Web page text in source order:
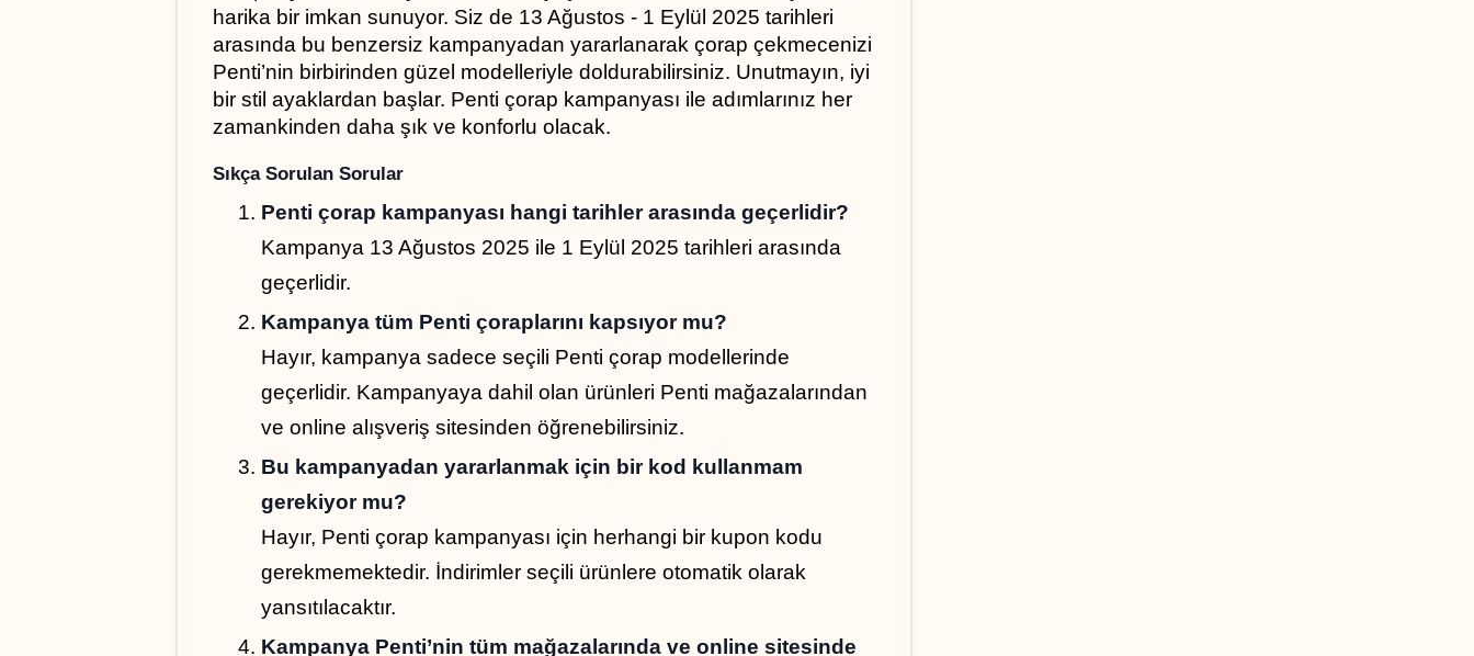
harika bir imkan sunuyor. Siz de 13 Ağustos - 1 Eylül 2025 tarihleri
arasında bu benzersiz kampanyadan yararlanarak çorap çekmecenizi
Penti’nin birbirinden güzel modelleriyle doldurabilirsiniz. Unutmayın, iyi
bir stil ayaklardan başlar. Penti çorap kampanyası ile adımlarınız her
zamankinden daha şık ve konforlu olacak.
Sıkça Sorulan Sorular
Penti çorap kampanyası hangi tarihler arasında geçerlidir?
Kampanya 13 Ağustos 2025 ile 1 Eylül 2025 tarihleri arasında
geçerlidir.
Kampanya tüm Penti çoraplarını kapsıyor mu?
Hayır, kampanya sadece seçili Penti çorap modellerinde
geçerlidir. Kampanyaya dahil olan ürünleri Penti mağazalarından
ve online alışveriş sitesinden öğrenebilirsiniz.
Bu kampanyadan yararlanmak için bir kod kullanmam
gerekiyor mu?
Hayır, Penti çorap kampanyası için herhangi bir kupon kodu
gerekmemektedir. İndirimler seçili ürünlere otomatik olarak
yansıtılacaktır.
Kampanya Penti’nin tüm mağazalarında ve online sitesinde